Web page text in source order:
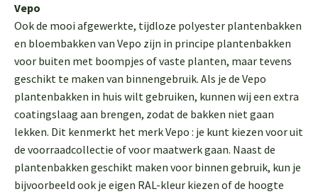
Vepo
Ook de mooi afgewerkte, tijdloze polyester plantenbakken
en bloembakken van Vepo zijn in principe plantenbakken
voor buiten met boompjes of vaste planten, maar tevens
geschikt te maken van binnengebruik. Als je de Vepo
plantenbakken in huis wilt gebruiken, kunnen wij een extra
coatingslaag aan brengen, zodat de bakken niet gaan
lekken. Dit kenmerkt het merk Vepo : je kunt kiezen voor uit
de voorraadcollectie of voor maatwerk gaan. Naast de
plantenbakken geschikt maken voor binnen gebruik, kun je
bijvoorbeeld ook je eigen RAL-kleur kiezen of de hoogte